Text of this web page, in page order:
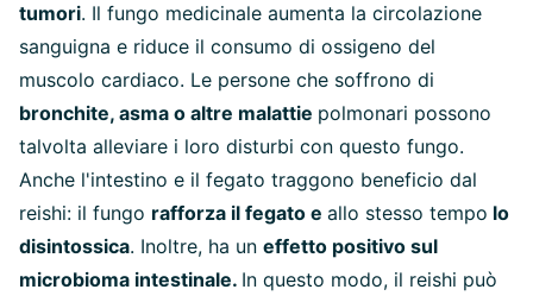
tumori. Il fungo medicinale aumenta la circolazione
sanguigna e riduce il consumo di ossigeno del
muscolo cardiaco. Le persone che soffrono di
bronchite, asma o altre malattie polmonari possono
talvolta alleviare i loro disturbi con questo fungo.
Anche l'intestino e il fegato traggono beneficio dal
reishi: il fungo rafforza il fegato e allo stesso tempo lo
disintossica. Inoltre, ha un effetto positivo sul
microbioma intestinale. In questo modo, il reishi può